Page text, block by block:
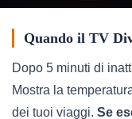
Quando il TV
Dopo 5 minuti di
Mostra la
dei tuoi viaggi. Se